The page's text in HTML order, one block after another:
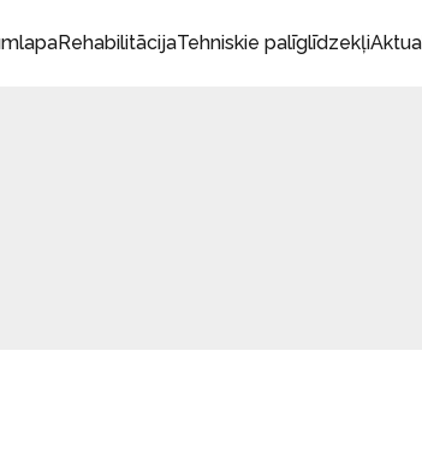
RehabilitācijaTehniskie palīglīdzekļi